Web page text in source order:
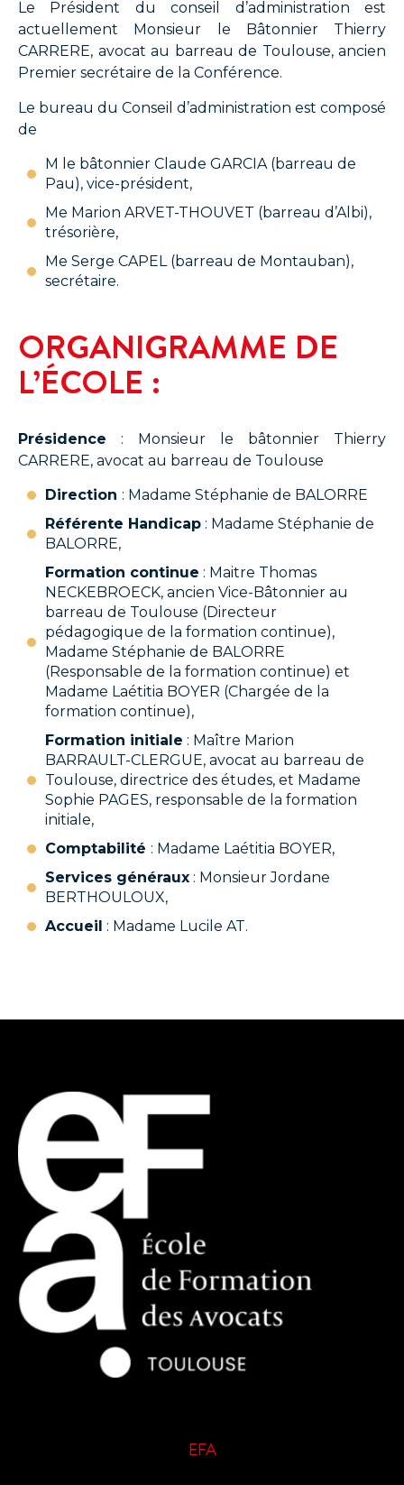
Le Président du conseil d’administration est
actuellement Monsieur le Bâtonnier Thierry
CARRERE, avocat au barreau de Toulouse, ancien
Premier secrétaire de la Conférence.
Le bureau du Conseil d’administration est composé
de
M le bâtonnier Claude GARCIA (barreau de
Pau), vice-président,
Me Marion ARVET-THOUVET (barreau d’Albi),
trésorière,
Me Serge CAPEL (barreau de Montauban),
secrétaire.
ORGANIGRAMME DE
L’ÉCOLE :
Présidence : Monsieur le bâtonnier Thierry
CARRERE, avocat au barreau de Toulouse
Direction : Madame Stéphanie de BALORRE
Référente Handicap : Madame Stéphanie de
BALORRE,
Formation continue : Maitre Thomas
NECKEBROECK, ancien Vice-Bâtonnier au
barreau de Toulouse (Directeur
pédagogique de la formation continue),
Madame Stéphanie de BALORRE
(Responsable de la formation continue) et
Madame Laétitia BOYER (Chargée de la
formation continue),
Formation initiale : Maître Marion
BARRAULT-CLERGUE, avocat au barreau de
Toulouse, directrice des études, et Madame
Sophie PAGES, responsable de la formation
initiale,
Comptabilité : Madame Laétitia BOYER,
Services généraux : Monsieur Jordane
BERTHOULOUX,
Accueil : Madame Lucile AT.
EFA